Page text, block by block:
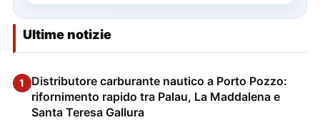
Ultime notizie
1
Distributore carburante nautico a Porto Pozzo:
rifornimento rapido tra Palau, La Maddalena e
Santa Teresa Gallura